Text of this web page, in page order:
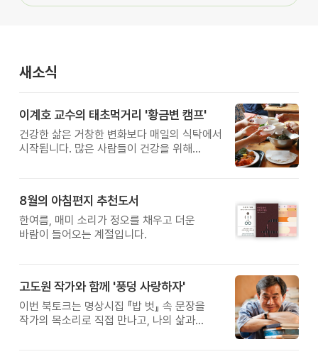
새소식
이계호 교수의 태초먹거리 '황금변 캠프'
건강한 삶은 거창한 변화보다 매일의 식탁에서
시작됩니다. 많은 사람들이 건강을 위해
받은 이계호 교수와 함께하는 태초먹거리
황금변 캠프
8월의 아침편지 추천도서
한여름, 매미 소리가 정오를 채우고 더운
바람이 들어오는 계절입니다.
고도원 작가와 함께 '풍덩 사랑하자'
이번 북토크는 명상시집 『밥 벗』 속 문장을
작가의 목소리로 직접 만나고, 나의 삶과